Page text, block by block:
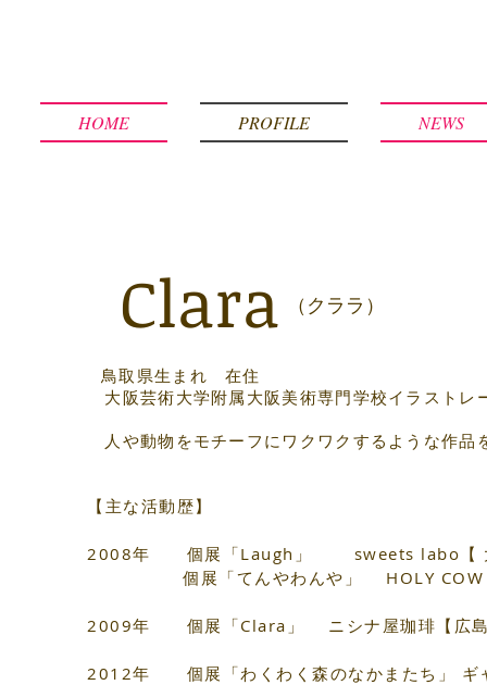
HOME PROFILE NEWS
鳥取県生まれ 在住
大阪芸術大学附属大阪美術専門学校イラスト
人や動物をモチーフにワクワクするような作品
【主な活動歴】
2008年 個展「Laugh」 sweets labo【
個展「てんやわんや」 HOLY COW
2009年 個展「Clara」 ニシナ屋珈琲【広
2012年 個展「わくわく森のなかまたち」 ギ
Clara （クララ）